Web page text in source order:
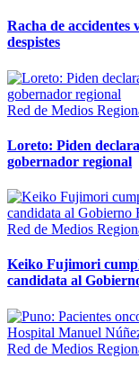
Racha de accidentes
despistes
Red de Medios
Loreto: Piden
gobernador regional
Red de Medios
Keiko Fujimori
candidata al
Red de Medios